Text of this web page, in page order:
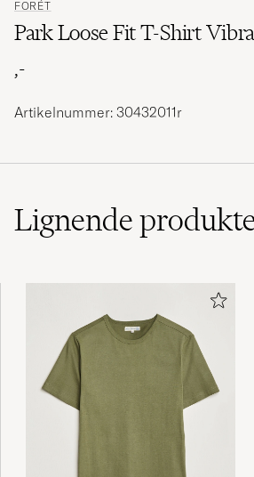
FORÉT
Park Loose Fit T-Shirt
,-
Artikelnummer: 30432011r
Lignende